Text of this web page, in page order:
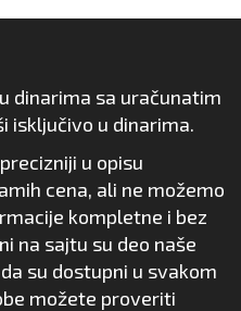
dinarima sa uračunatim
isključivo u dinarima.
u opisu
cena, ali ne možemo
kompletne i bez
na sajtu su deo naše
su dostupni u svakom
možete proveriti